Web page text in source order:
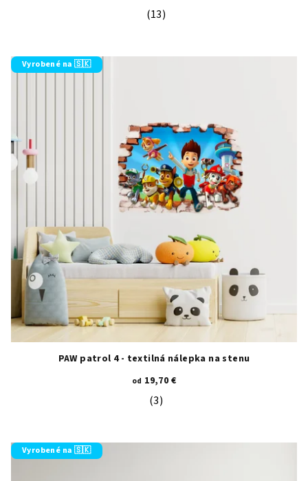
Priemerné hodnotenie produktu
(13)
Vyrobené na 🇸🇰
PAW patrol 4 - textilná nálepka na stenu
od 19,70 €
Priemerné hodnotenie produktu
(3)
Vyrobené na 🇸🇰